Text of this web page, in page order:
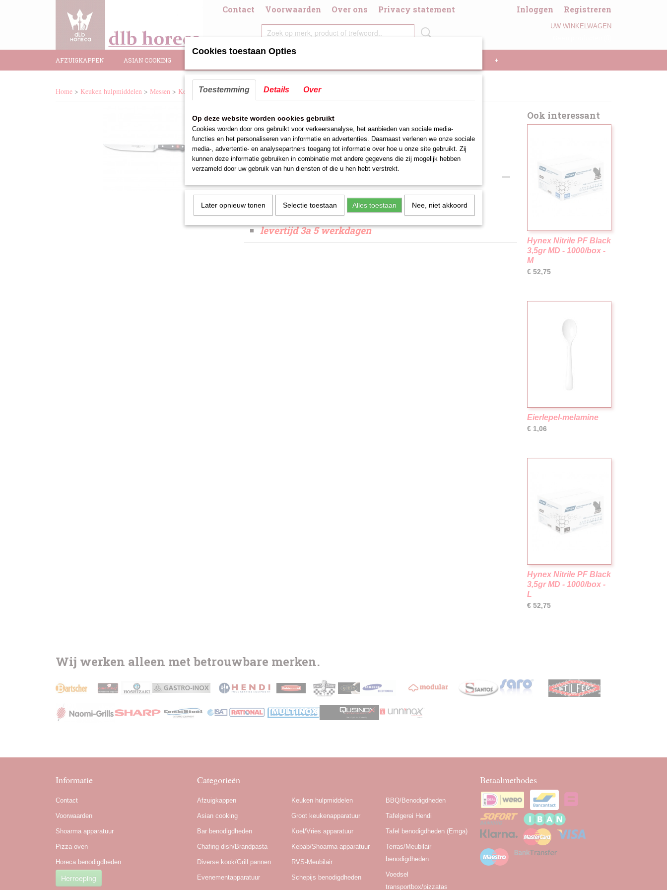
Contact Voorwaarden Over ons Privacy statement Inloggen Registreren
UW WINKELWAGEN
AFZUIGKAPPEN ASIAN COOKING +
Home > Keuken hulpmiddelen > Messen > Keukenmes>keukenmes classic
keukenmes classic
€ 52,00 (exclusief btw 21%)
keukenmes classic
lemmet 16 cm
art no 150.438
levertijd 3a 5 werkdagen
Ook interessant
Hynex Nitrile PF Black
3,5gr MD - 1000/box -
M
€ 52,75
Eierlepel-melamine
€ 1,06
Hynex Nitrile PF Black
3,5gr MD - 1000/box -
L
€ 52,75
Wij werken alleen met betrouwbare merken.
Informatie
Contact
Voorwaarden
Shoarma apparatuur
Pizza oven
Horeca benodigdheden
Herroeping
Categorieën
Afzuigkappen
Asian cooking
Bar benodigdheden
Chafing dish/Brandpasta
Diverse kook/Grill pannen
Evenementapparatuur
Keuken hulpmiddelen
Groot keukenapparatuur
Koel/Vries apparatuur
Kebab/Shoarma apparatuur
RVS-Meubilair
Schepijs benodigdheden
BBQ/Benodigdheden
Tafelgerei Hendi
Tafel benodigdheden (Emga)
Terras/Meubilair
benodigdheden
Voedsel
transportbox/pizzatas
Betaalmethodes
Cookies toestaan Opties
Toestemming Details Over
Op deze website worden cookies gebruikt
Cookies worden door ons gebruikt voor verkeersanalyse, het aanbieden van sociale media-
functies en het personaliseren van informatie en advertenties. Daarnaast verlenen we onze sociale
media-, advertentie- en analysepartners toegang tot informatie over hoe u onze site gebruikt. Zij
kunnen deze informatie gebruiken in combinatie met andere gegevens die zij mogelijk hebben
verzameld door uw gebruik van hun diensten of die u hen hebt verstrekt.
Later opnieuw tonen Selectie toestaan Alles toestaan Nee, niet akkoord